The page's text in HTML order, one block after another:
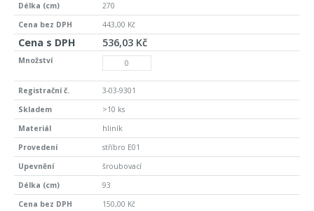
270
443,00 Kč
536,03 Kč
3-03-9301
>10 ks
hliník
stříbro E01
šroubovací
93
150,00 Kč